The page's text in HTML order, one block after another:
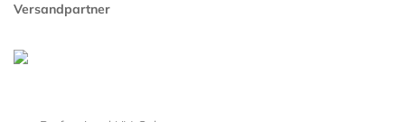
Versandpartner